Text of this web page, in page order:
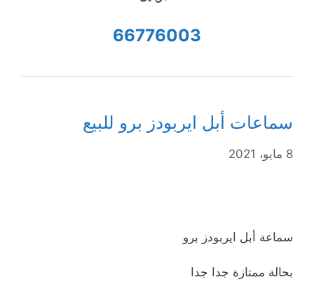
66776003
سماعات أبل ايربودز برو للبيع
8 مايو، 2021
سماعة أبل ايربودز برو
بحالة ممتازة جدا جدا